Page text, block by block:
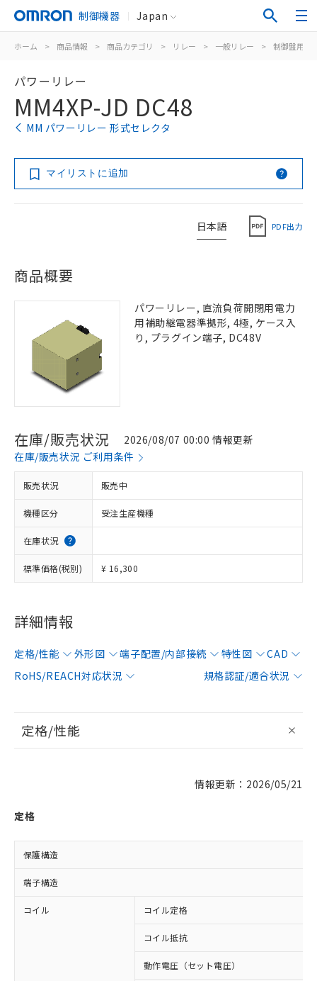
制御機器 Japan
ホーム > 商品情報 > 商品カテゴリ > リレー > 一般リレー > 制御盤用
パワーリレー
MM4XP-JD DC48
MM パワーリレー 形式セレクタ
マイリストに追加
日本語 PDF出力
商品概要
パワーリレー, 直流負荷開閉用電力
用補助継電器準拠形, 4極, ケース入
り, プラグイン端子, DC48V
在庫/販売状況
2026/08/07 00:00 情報更新
在庫/販売状況 ご利用条件
販売状況 販売中
機種区分 受注生産機種
在庫状況
標準価格(税別) ¥ 16,300
詳細情報
定格/性能 外形図 端子配置/内部接続 特性図
CAD
RoHS/REACH対応状況
規格認証/適合状況
定格/性能
情報更新：2026/05/21
定格
保護構造
端子構造
コイル コイル定格
コイル抵抗
動作電圧（セット電圧）